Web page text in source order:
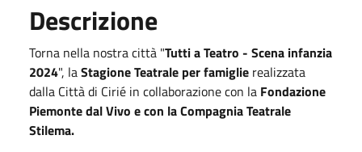
Descrizione
Torna nella nostra città "Tutti a Teatro - Scena infanzia
2024", laStagione Teatrale per famiglie realizzata
dalla Città di Cirié in collaborazione con la Fondazione
Piemonte dal Vivo e con la Compagnia Teatrale
Stilema.